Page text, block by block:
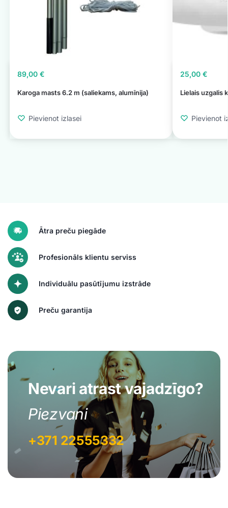
Karoga masts 6.2 m (saliekams, alumīnija)
89,00 €
Pievienot izlasei
Lielais uzgalis
25,00 €
Pievienot
Ātra preču piegāde
Profesionāls klientu serviss
Individuālu pasūtījumu izstrāde
Preču garantija
Nevari atrast vajadzīgo?
Piezvani
+371 22555332